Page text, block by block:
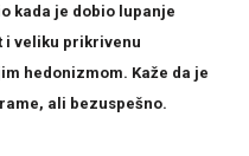
kada je dobio lupanje
i veliku prikrivenu
hedonizmom. Kaže da je
ali bezuspešno.